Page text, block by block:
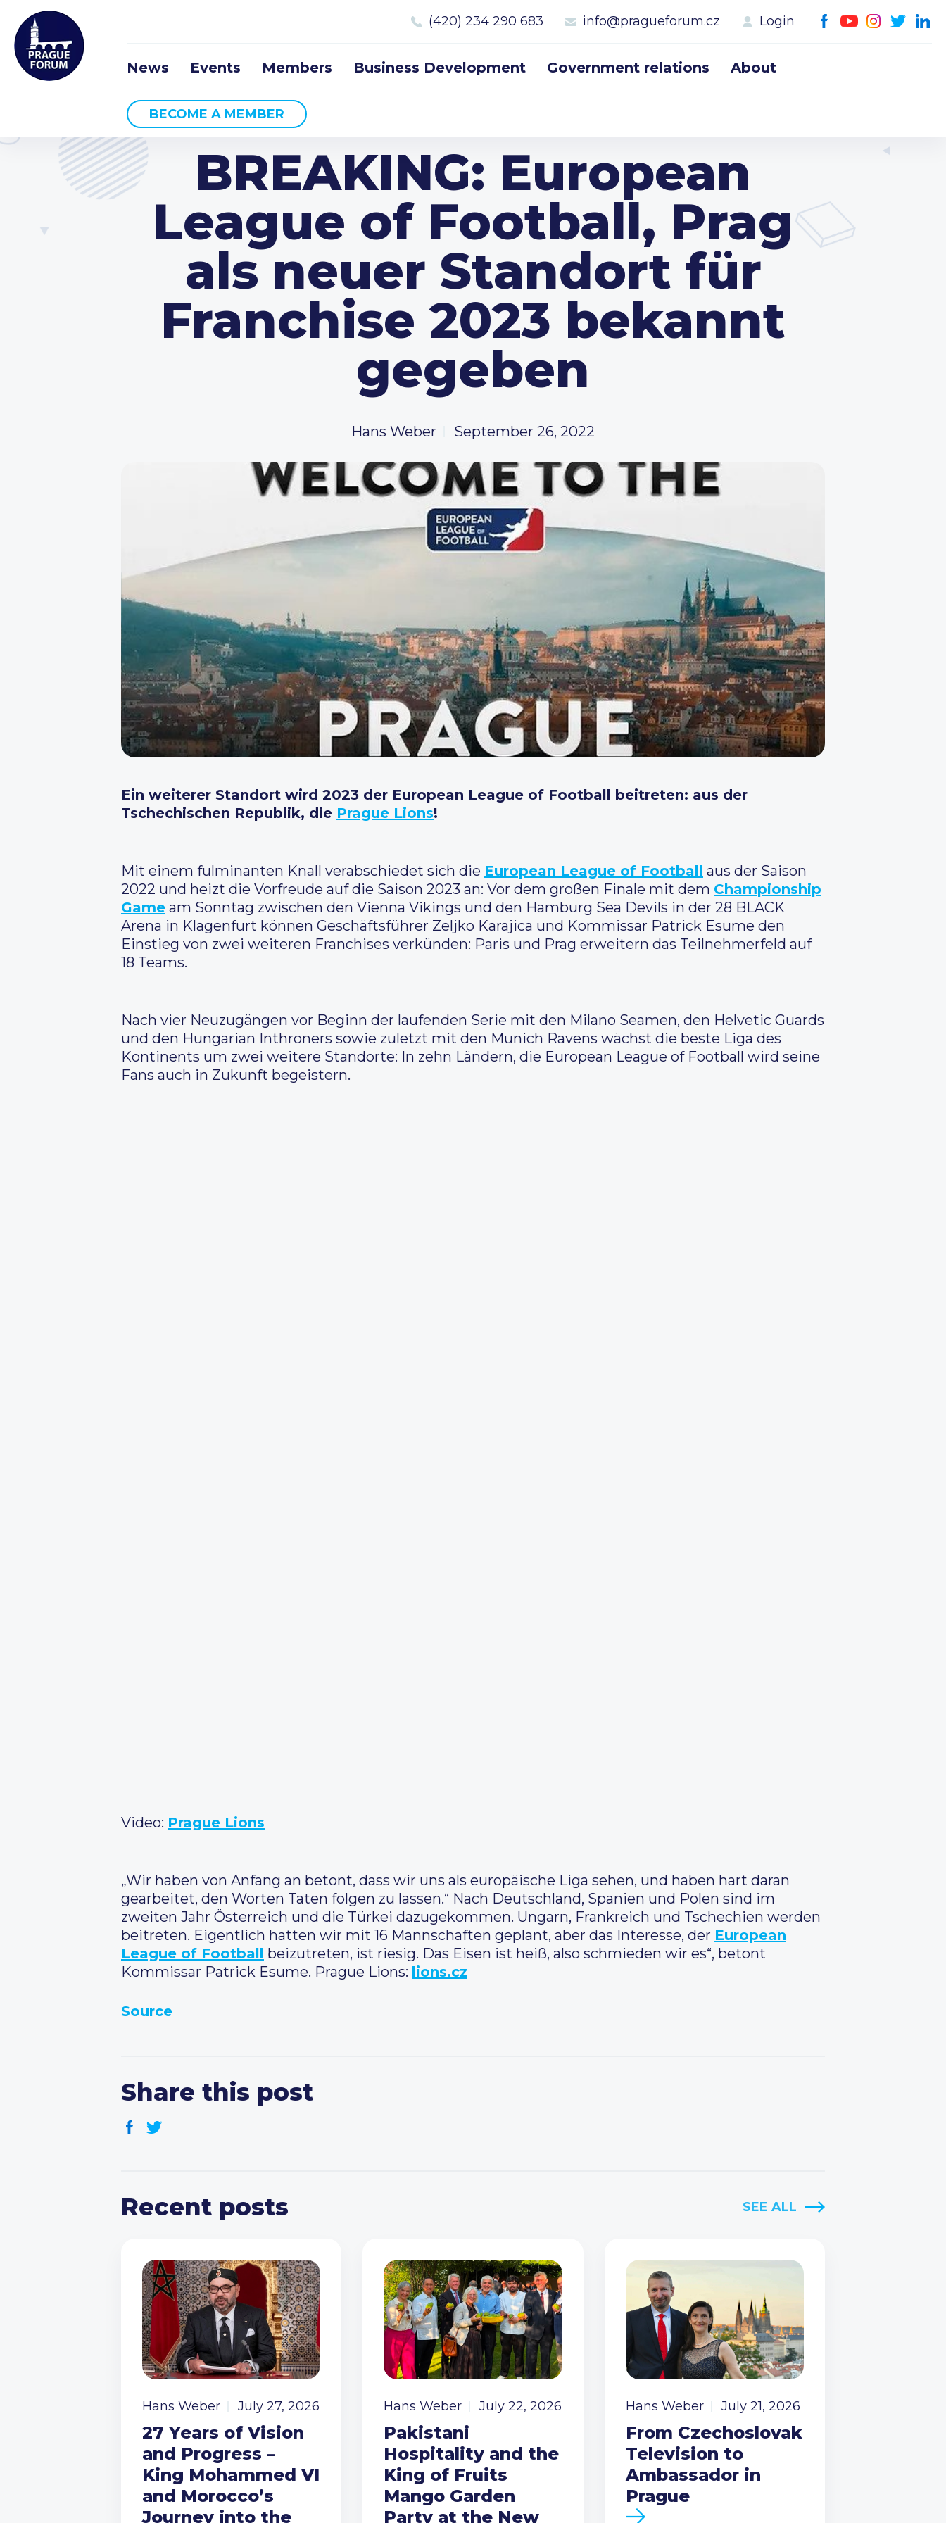
(420) 234 290 683 info@pragueforum.cz Login
News Events Members Business Development Government relations About
BECOME A MEMBER
BREAKING: European
League of Football, Prag
als neuer Standort für
Franchise 2023 bekannt
gegeben
Hans Weber September 26, 2022
Ein weiterer Standort wird 2023 der European League of Football beitreten: aus der
Tschechischen Republik, die Prague Lions!
Mit einem fulminanten Knall verabschiedet sich die European League of Football aus der Saison
2022 und heizt die Vorfreude auf die Saison 2023 an: Vor dem großen Finale mit dem Championship
Game am Sonntag zwischen den Vienna Vikings und den Hamburg Sea Devils in der 28 BLACK
Arena in Klagenfurt können Geschäftsführer Zeljko Karajica und Kommissar Patrick Esume den
Einstieg von zwei weiteren Franchises verkünden: Paris und Prag erweitern das Teilnehmerfeld auf
18 Teams.
Nach vier Neuzugängen vor Beginn der laufenden Serie mit den Milano Seamen, den Helvetic Guards
und den Hungarian Inthroners sowie zuletzt mit den Munich Ravens wächst die beste Liga des
Kontinents um zwei weitere Standorte: In zehn Ländern, die European League of Football wird seine
Fans auch in Zukunft begeistern.
Video: Prague Lions
„Wir haben von Anfang an betont, dass wir uns als europäische Liga sehen, und haben hart daran
gearbeitet, den Worten Taten folgen zu lassen.“ Nach Deutschland, Spanien und Polen sind im
zweiten Jahr Österreich und die Türkei dazugekommen. Ungarn, Frankreich und Tschechien werden
beitreten. Eigentlich hatten wir mit 16 Mannschaften geplant, aber das Interesse, der European
League of Football beizutreten, ist riesig. Das Eisen ist heiß, also schmieden wir es“, betont
Kommissar Patrick Esume. Prague Lions: lions.cz
Source
Share this post
Recent posts SEE ALL
Hans Weber July 27, 2026
27 Years of Vision
and Progress –
King Mohammed VI
and Morocco’s
Journey into the
Hans Weber July 22, 2026
Pakistani
Hospitality and the
King of Fruits
Mango Garden
Party at the New
Hans Weber July 21, 2026
From Czechoslovak
Television to
Ambassador in
Prague